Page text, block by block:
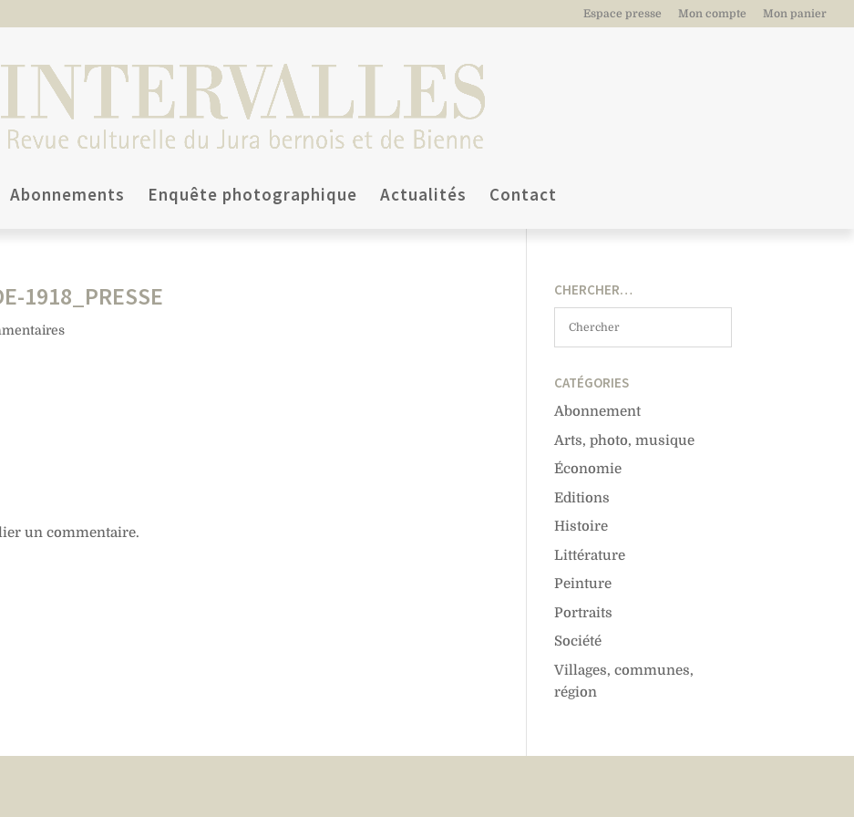
Espace presse Mon compte Mon panier
Abonnements Enquête photographique Actualités Contact
1918_PRESSE
un commentaire.
CHERCHER…
CATÉGORIES
Abonnement
Arts, photo, musique
Économie
Editions
Histoire
Littérature
Peinture
Portraits
Société
Villages, communes,
région